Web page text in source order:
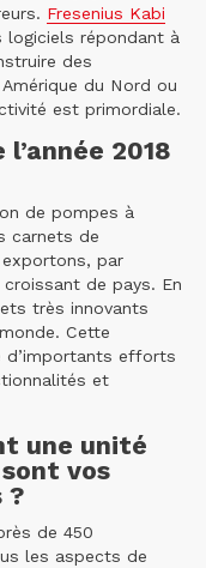
Fresenius Kabi
logiciels répondant à
des
du Nord ou
est primordiale.
2018
de pompes à
carnets de
par
de pays. En
très innovants
Cette
d’importants efforts
et
une unité
sont vos
?
de 450
les aspects de